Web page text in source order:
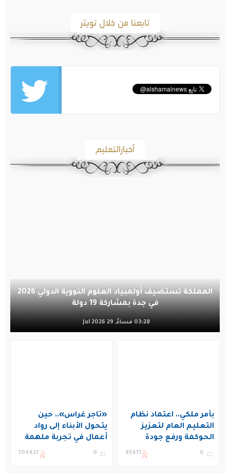
تابعنا من خلال تويتر
أخبارالتعليم
المملكة تستضيف أولمبياد العلوم النووية الدولي 2026
في جدة بمشاركة 19 دولة
03:28 مساءً, 29 Jul 2026
بأمر ملكي.. اعتماد نظام
التعليم العام لتعزيز
الحوكمة ورفع جودة
التعليم في المملكة
0
95411
«تاجر غراس».. حين
يتحول الأبناء إلى رواد
أعمال في تجربة ملهمة
بنادي غراس الصيفي
0
109427